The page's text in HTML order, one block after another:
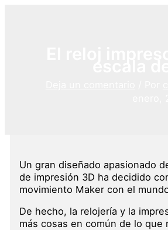
Un gran diseñado apasionado
de impresión 3D ha decidido
movimiento Maker con el
De hecho, la relojería y la
más cosas en común de lo que